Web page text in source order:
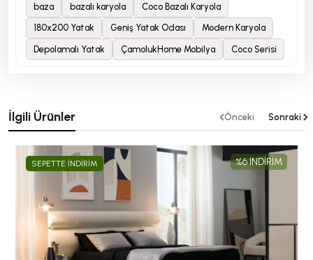
baza bazalı karyola Coco Bazalı Karyola
180x200 Yatak Geniş Yatak Odası Modern Karyola
Depolamalı Yatak ÇamolukHome Mobilya Coco Serisi
İlgili Ürünler
%6 İNDİRİM
SEPETTE İNDİRİM
Önceki Sonraki